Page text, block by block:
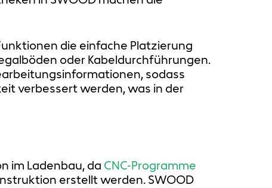
die einfache Platzierung
oder Kabeldurchführungen.
sodass
verbessert werden, was in der
im Ladenbau, da CNC-Programme
erstellt werden. SWOOD